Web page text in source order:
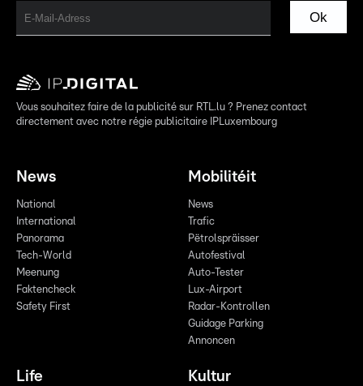
Ok
Vous souhaitez faire de la publicité sur RTL.lu ? Prenez contact
directement avec notre régie publicitaire IPLuxembourg
News
National
International
Panorama
Tech-World
Meenung
Faktencheck
Safety First
Mobilitéit
News
Trafic
Pëtrolspräisser
Autofestival
Auto-Tester
Lux-Airport
Radar-Kontrollen
Guidage Parking
Annoncen
Life Kultur